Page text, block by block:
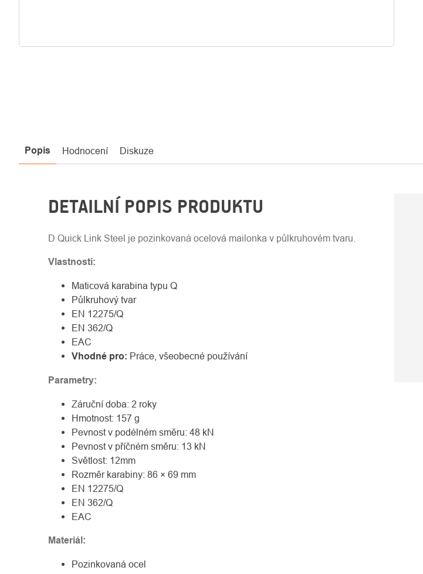
Popis Hodnocení Diskuze
DETAILNÍ POPIS PRODUKTU
D Quick Link Steel je pozinkovaná ocelová mailonka v půlkruhovém tvaru.
Vlastnosti:
Maticová karabina typu Q
Půlkruhový tvar
EN 12275/Q
EN 362/Q
EAC
Vhodné pro: Práce, všeobecné používání
Parametry:
Záruční doba: 2 roky
Hmotnost: 157 g
Pevnost v podélném směru: 48 kN
Pevnost v příčném směru: 13 kN
Světlost: 12mm
Rozměr karabiny: 86 × 69 mm
EN 12275/Q
EN 362/Q
EAC
Materiál:
Pozinkovaná ocel